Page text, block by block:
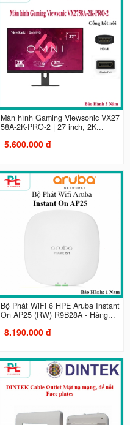
Màn hình Gaming Viewsonic VX27
58A-2K-PRO-2 | 27 inch, 2K...
5.600.000 đ
Bộ Phát WiFi 6 HPE Aruba Instant
On AP25 (RW) R9B28A - Hàng...
8.190.000 đ